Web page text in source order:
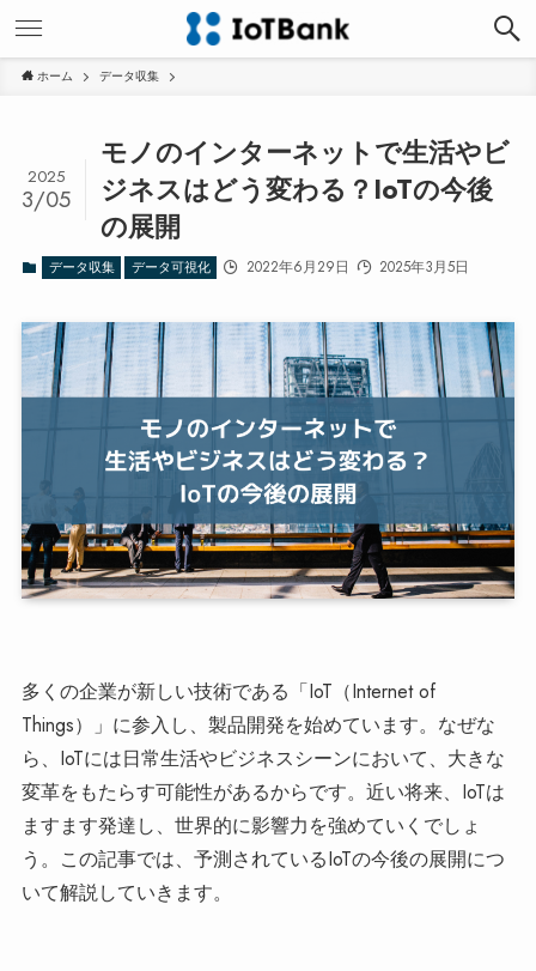
ホーム データ収集
モノのインターネットで生活やビ
ジネスはどう変わる？IoTの今後
の展開
2025
3/05
データ収集 データ可視化 2022年6月29日 2025年3月5日
多くの企業が新しい技術である「IoT（Internet of
Things）」に参入し、製品開発を始めています。なぜな
ら、IoTには日常生活やビジネスシーンにおいて、大きな
変革をもたらす可能性があるからです。近い将来、IoTは
ますます発達し、世界的に影響力を強めていくでしょ
う。この記事では、予測されているIoTの今後の展開につ
いて解説していきます。